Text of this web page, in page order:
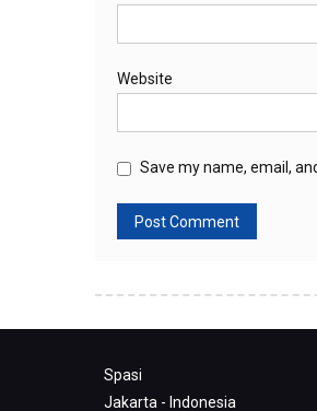
Website
Save my name, email,
Spasi
Jakarta - Indonesia